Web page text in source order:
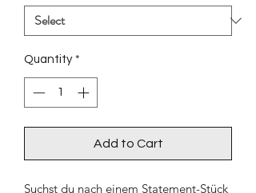
Quantity *
Add to Cart
Suchst du nach einem Statement-Stück